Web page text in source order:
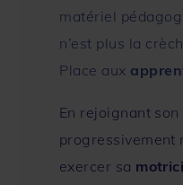
matériel
n’est plus la
Place aux
En rejoignant
progressivement
exercer sa